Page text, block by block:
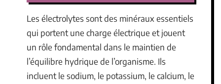
Les électrolytes sont des minéraux essentiels
qui portent une charge électrique et jouent
un rôle fondamental dans le maintien de
l’équilibre hydrique de l’organisme. Ils
incluent le sodium, le potassium, le calcium, le